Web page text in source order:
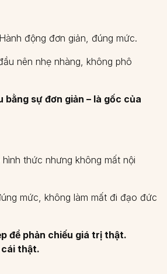
động đơn giản, đúng mức.
nên nhẹ nhàng, không phô
bằng sự đơn giản – là gốc của
thức nhưng không mất nội
mức, không làm mất đi đạo đức
để phản chiếu giá trị thật.
thật.